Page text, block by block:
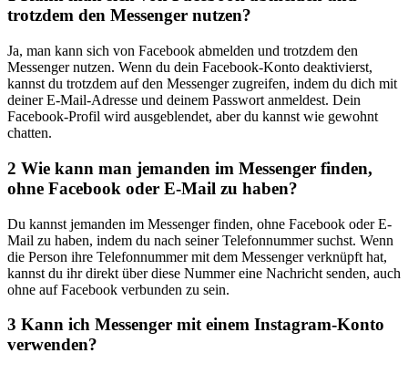
trotzdem den Messenger nutzen?
Ja, man kann sich von Facebook abmelden und trotzdem den
Messenger nutzen. Wenn du dein Facebook-Konto deaktivierst,
kannst du trotzdem auf den Messenger zugreifen, indem du dich mit
deiner E-Mail-Adresse und deinem Passwort anmeldest. Dein
Facebook-Profil wird ausgeblendet, aber du kannst wie gewohnt
chatten.
2 Wie kann man jemanden im Messenger finden,
ohne Facebook oder E-Mail zu haben?
Du kannst jemanden im Messenger finden, ohne Facebook oder E-
Mail zu haben, indem du nach seiner Telefonnummer suchst. Wenn
die Person ihre Telefonnummer mit dem Messenger verknüpft hat,
kannst du ihr direkt über diese Nummer eine Nachricht senden, auch
ohne auf Facebook verbunden zu sein.
3 Kann ich Messenger mit einem Instagram-Konto
verwenden?